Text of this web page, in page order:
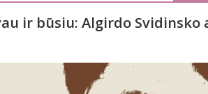
ir būsiu: Algirdo Svidinsko